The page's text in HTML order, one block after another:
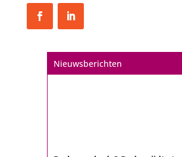
Nieuwsberichten